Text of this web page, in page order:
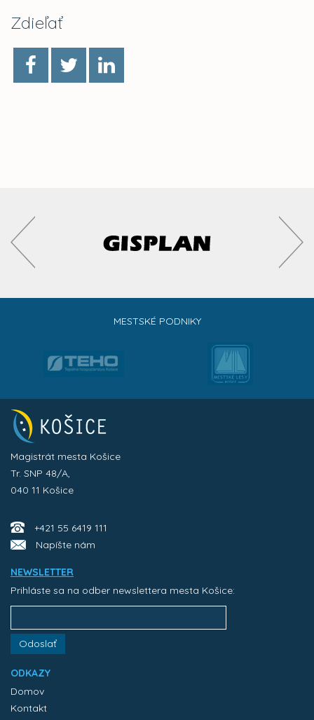
Zdieľať
MESTSKÉ PODNIKY
Magistrát mesta Košice
Tr. SNP 48/A,
040 11 Košice
+421 55 6419 111
Napíšte nám
NEWSLETTER
Prihláste sa na odber newslettera mesta Košice:
Odoslať
ODKAZY
Domov
Kontakt